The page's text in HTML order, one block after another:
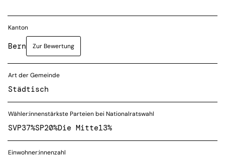
Kanton
Bern Zur Bewertung
Art der Gemeinde
Städtisch
Wähler:innenstärkste Parteien bei Nationalratswahl
SVP37%SP20%Die Mitte13%
Einwohner:innenzahl